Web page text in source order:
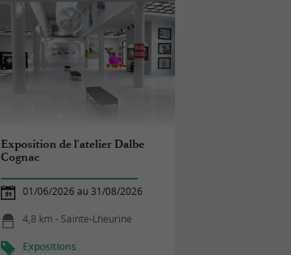
Exposition de l'atelier Dalbe
Cognac
01/06/2026 au 31/08/2026
4,8 km - Sainte-Lheurine
Expositions